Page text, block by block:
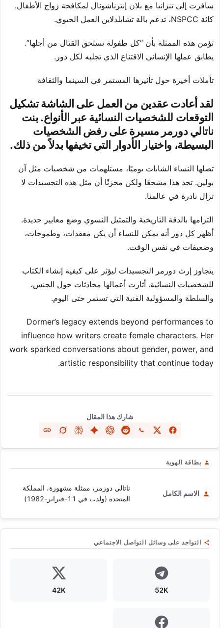
سافرت إلى تنزانيا مع بلان إنترناشونال لمكافحة زواج الأطفال.
كاثة NSPCC، تدعم بالة تشايلدلاين العمل الحيوي.
تؤمن هذه الممثلة بأن “كل طفولة تستحق القتال من أجلها”.
يطابق عملها الإنساني الاقتناع الذي تجلبه لكل دور.
تأملات أخيرة حول تأثيرها المستمر في السينما والثقافة
لقد أعادت عقدين من العمل على الشاشة تشكيل
التوقعات للشخصيات النسائية عبر الأنواع. بنت
ناتالي دورمر مسيرة على رفض الشخصيات
البسيطة، واختيار الأدوار التي تخيفها بدلاً من ذلك.
تصلها النساء الشابات يوميًا، مستلهمات من شخصيات مثل آن
بولين. تجد هذا مشجعًا ولكن محزنًا أن مثل هذه التجسيدات لا
تزال نادرة في عالمنا.
التزامها بالدقة التاريخية والتمثيل النسوي وضع معايير جديدة.
أظهر كل دور أنه يمكن للنساء أن يكن معقدات، وطموحات،
وضعيفات في نفس الوقت.
يتجاوز إرث دورمر التجسيدات ليؤثر على كيفية إنشاء الكتاب
للشخصيات النسائية. أثارت أعمالها محادثات حول الجنس،
والسلطة والمسؤولية الفنية التي تستمر حتى اليوم.
Dormer’s legacy extends beyond performances to
influence how writers create female characters. Her
work sparked conversations about gender, power, and
artistic responsibility that continue today.
شارك هذا المقال
بطاقة الهوية
الاسم الكامل
ناتالي دورمر، ممثلة مشهورة، المملكة
المتحدة (ولدت في 11-فبراير-1982)
التواجد على وسائل التواصل الاجتماعي
52K
42K